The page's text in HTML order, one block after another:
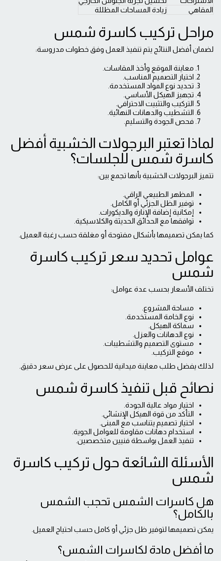
المقاهي
زيادة المساحات المظللة
مراحل تركيب كاسرة شمس
لضمان أفضل النتائج يتم تنفيذ العمل وفق خطوات مدروسة:
معاينة الموقع وأخذ المقاسات.
اختيار التصميم المناسب.
تحديد نوع المواد المستخدمة.
تجهيز الهيكل الأساسي.
التركيب والتثبيت الاحترافي.
التشطيب والدهانات النهائية.
فحص الجودة والتسليم.
لماذا تعتبر البرجولات الخشبية أفضل
كاسرة شمس للجلسات؟
تتميز البرجولات الخشبية بأنها تجمع بين:
المظهر الطبيعي الراقي.
توفير الظل الجزئي أو الكامل.
إمكانية إضافة الإنارة والديكورات.
توافقها مع الحدائق الحديثة والكلاسيكية.
كما يمكن تصميمها بأشكال مفتوحة أو مغلقة حسب رغبة العميل.
عوامل تحديد سعر تركيب كاسرة
شمس
تختلف الأسعار بحسب عدة عوامل:
مساحة المشروع.
نوع الخامة المستخدمة.
سماكة الهيكل.
نوع الدهانات والعزل.
مستوى التصميم والتشطيبات.
موقع التركيب.
لذلك يفضل طلب معاينة ميدانية للحصول على عرض سعر دقيق.
نصائح قبل تنفيذ كاسرة شمس
اختيار مواد عالية الجودة.
التأكد من قوة الهيكل الإنشائي.
اختيار تصميم يتناسب مع المبنى.
استخدام دهانات مقاومة للعوامل الجوية.
تنفيذ العمل بواسطة فنيين متخصصين.
الأسئلة الشائعة حول تركيب كاسرة
شمس
هل كاسرات الشمس تحجب الشمس
بالكامل؟
يمكن تصميمها لتوفير ظل جزئي أو كامل حسب احتياج العميل.
ما أفضل مادة لكاسرات الشمس؟